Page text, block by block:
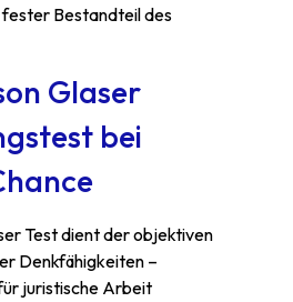
fester Bestandteil des
Glaser
bei
Test dient der objektiven
Denkfähigkeiten –
juristische Arbeit